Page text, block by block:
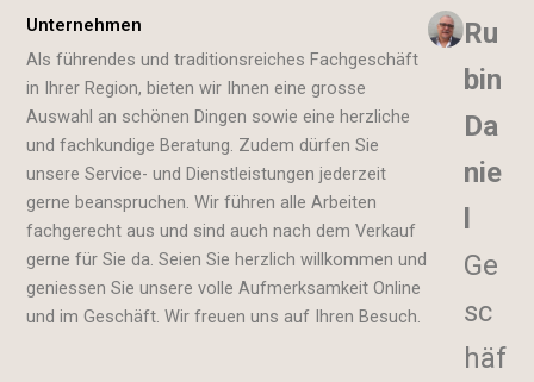
Unternehmen
Als führendes und traditionsreiches Fachgeschäft
in Ihrer Region, bieten wir Ihnen eine grosse
Auswahl an schönen Dingen sowie eine herzliche
und fachkundige Beratung. Zudem dürfen Sie
unsere Service- und Dienstleistungen jederzeit
gerne beanspruchen. Wir führen alle Arbeiten
fachgerecht aus und sind auch nach dem Verkauf
gerne für Sie da. Seien Sie herzlich willkommen und
geniessen Sie unsere volle Aufmerksamkeit Online
und im Geschäft. Wir freuen uns auf Ihren Besuch.
Ru
bin
Da
nie
Ge
sc
häf